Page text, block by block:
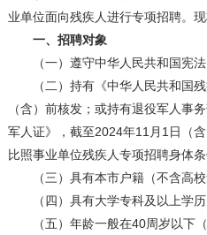
业单位面向残疾人进行专项招聘。
一、招聘对象
（一）遵守中华人民共和国宪法
（二）持有《中华人民共和国残
（含）前核发；或持有退役军人事
军人证》，截至2024年11月1日（
比照事业单位残疾人专项招聘身体
（三）具有本市户籍（不含高校
（四）具有大学专科及以上学历
（五）年龄一般在40周岁以下（